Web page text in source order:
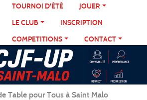
TOURNOI D'ÉTÉ
JOUER
LE CLUB
INSCRIPTION
COMPETITIONS
CONTACT
Table pour Tous à Saint Malo
cookies